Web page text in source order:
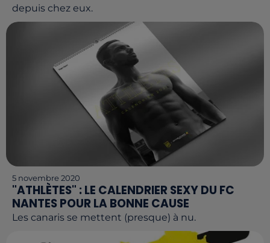
depuis chez eux.
5 novembre 2020
"ATHLÈTES" : LE CALENDRIER SEXY DU FC
NANTES POUR LA BONNE CAUSE
Les canaris se mettent (presque) à nu.